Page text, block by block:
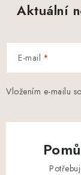
Aktuální
E-mail
Vložením e-mailu